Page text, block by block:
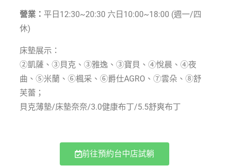
營業： 平日12:30~20:30 六日10:00~18:00 (週一/四
休)
床墊展示：
②凱薩、③貝克、③雅逸、③寶貝、④悅晨、④夜
曲、⑤米蘭、⑥楓采、⑥爵仕AGRO、⑦雲朵、⑧舒
芙蕾；
貝克薄墊/床墊奈奈/3.0健康布丁/5.5舒爽布丁
前往預約台中店試躺